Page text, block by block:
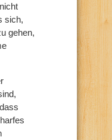
nicht
sich,
gehen,